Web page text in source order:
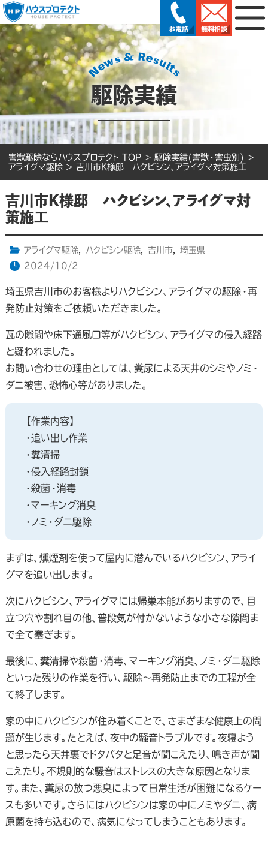
駆除実績
害獣駆除ならハウスプロテクト TOP > 駆除実績(害獣・害虫別) >
アライグマ駆除 > 吉川市K様邸 ハクビシン、アライグマ対策施工
吉川市K様邸 ハクビシン、アライグマ対
策施工
アライグマ駆除, ハクビシン駆除, 吉川市,
埼玉県
2024/10/2
埼玉県吉川市のお客様よりハクビシン、アライグマの駆除・再
発防止対策をご依頼いただきました。
瓦の隙間や床下通風口等がハクビシン、アライグマの侵入経路
と疑われました。
お問い合わせの理由としては、糞尿による天井のシミやノミ・
ダニ被害、恐怖心等がありました。
【作業内容】
・追い出し作業
・糞清掃
・侵入経路封鎖
・殺菌・消毒
・マーキング消臭
・ノミ・ダニ駆除
まずは、燻煙剤を使って屋内に潜んでいるハクビシン、アライ
グマを追い出します。
次にハクビシン、アライグマには帰巣本能がありますので、目
立つ穴や割れ目の他、普段気が付かないような小さな隙間ま
で全て塞ぎます。
最後に、糞清掃や殺菌・消毒、マーキング消臭、ノミ・ダニ駆除
といった残りの作業を行い、駆除～再発防止までの工程が全
て終了します。
家の中にハクビシンが住み着くことで、さまざまな健康上の問
題が生じます。たとえば、夜中の騒音トラブルです。夜寝よう
と思ったら天井裏でドタバタと足音が聞こえたり、鳴き声が聞
こえたり。不規則的な騒音はストレスの大きな原因となりま
す。また、糞尿の放つ悪臭によって日常生活が困難になるケー
スも多いです。さらにはハクビシンは家の中にノミやダニ、病
原菌を持ち込むので、病気になってしまうこともあります。